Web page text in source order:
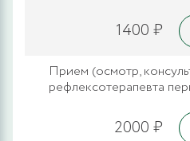
1400 ₽
Прием (осмотр,
рефлексотерапевта
2000 ₽